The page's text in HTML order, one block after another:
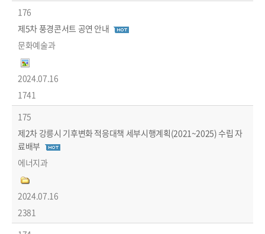
176
제5차 풍경콘서트 공연 안내
문화예술과
2024.07.16
1741
175
제2차 강릉시 기후변화 적응대책 세부시행계획(2021~2025) 수립 자
료배부
에너지과
2024.07.16
2381